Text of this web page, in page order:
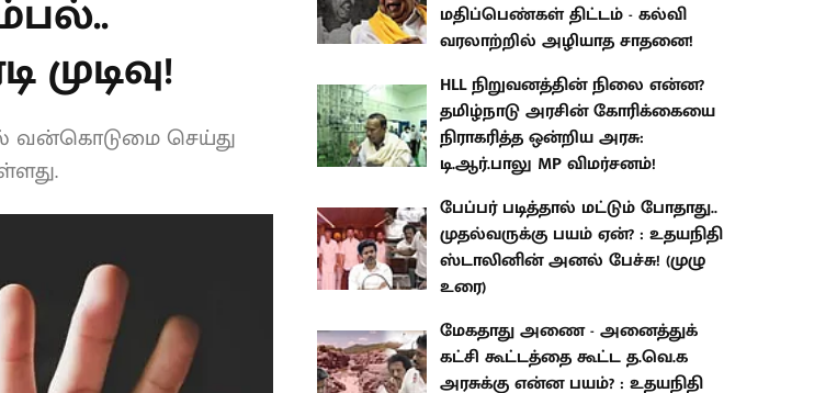
வன்கொடுமை செய்து
மதிப்பெண்கள் திட்டம் - கல்வி
வரலாற்றில் அழியாத சாதனை!
HLL நிறுவனத்தின் நிலை என்ன?
தமிழ்நாடு அரசின் கோரிக்கையை
நிராகரித்த ஒன்றிய அரசு:
டி.ஆர்.பாலு MP விமர்சனம்!
பேப்பர் படித்தால் மட்டும் போதாது..
முதல்வருக்கு பயம் ஏன்? : உதயநிதி
ஸ்டாலினின் அனல் பேச்சு! (முழு
உரை)
மேகதாது அணை - அனைத்துக்
கட்சி கூட்டத்தை கூட்ட த.வெ.க
அரசுக்கு என்ன பயம்? : உதயநிதி